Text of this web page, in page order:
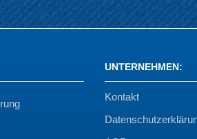
UNTERNEHMEN:
Kontakt